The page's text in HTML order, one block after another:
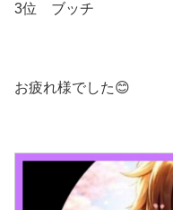
3位 ブッチ
お疲れ様でした😊